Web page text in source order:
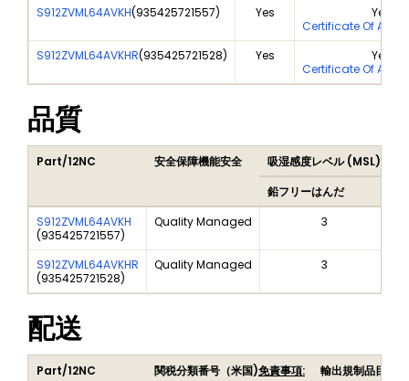
S912ZVML64AVKH(935425721557) Yes
Yes
Certificate Of
S912ZVML64AVKHR(935425721528) Yes
Yes
Certificate Of
品質
Part/12NC 安全保障機能安全 吸湿感度レベル (MSL)
鉛フリーはんだ
S912ZVML64AVKH
(935425721557)
Quality Managed 3
S912ZVML64AVKHR
(935425721528)
Quality Managed 3
配送
Part/12NC 関税分類番号（米国)免責事項:
輸出規制品目番